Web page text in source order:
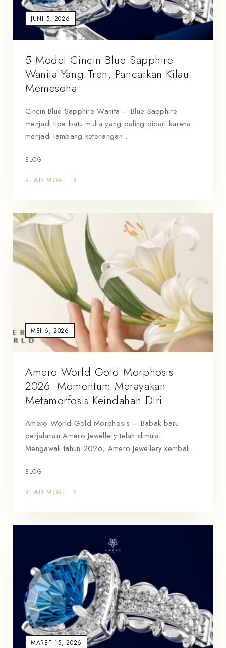
JUNI 5, 2026
5 Model Cincin Blue Sapphire
Wanita Yang Tren, Pancarkan Kilau
Memesona
Cincin Blue Sapphire Wanita – Blue Sapphire
menjadi tipe batu mulia yang paling dicari karena
menjadi lambang ketenangan…
BLOG
READ MORE
MEI 6, 2026
Amero World Gold Morphosis
2026: Momentum Merayakan
Metamorfosis Keindahan Diri
Amero World Gold Morphosis – Babak baru
perjalanan Amero Jewellery telah dimulai.
Mengawali tahun 2026, Amero Jewellery kembali…
BLOG
READ MORE
MARET 15, 2026